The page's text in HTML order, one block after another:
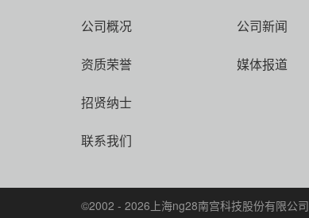
公司概况
资质荣誉
招贤纳士
联系我们
公司新闻
媒体报道
©2002 - 2026上海ng28南宫科技股份有限公司